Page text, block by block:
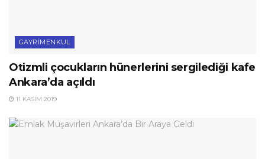
GAYRIMENKUL
Otizmli çocukların hünerlerini sergilediği kafe
Ankara’da açıldı
11 KASIM 2019